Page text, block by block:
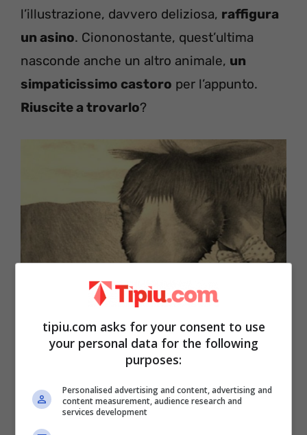
l’illustrazione, davvero deliziosa, raffigura
un asino. Ciononostante, quest’ultima
nasconde anche un altro animale, un
simpaticissimo castoro per l’appunto.
Riuscite a trovarlo?
Sembra facile ma in realtà è molto
tipiu.com asks for your consent to use
your personal data for the following
purposes:
Personalised advertising and content, advertising and
content measurement, audience research and
services development